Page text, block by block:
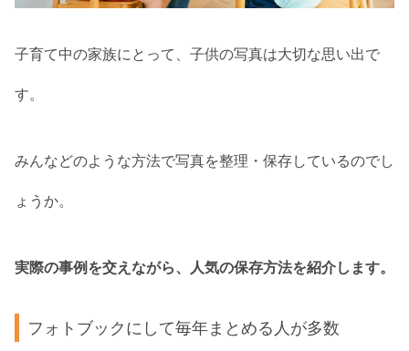
子育て中の家族にとって、子供の写真は大切な思い出で
す。
みんなどのような方法で写真を整理・保存しているのでし
ょうか。
実際の事例を交えながら、人気の保存方法を紹介します。
フォトブックにして毎年まとめる人が多数